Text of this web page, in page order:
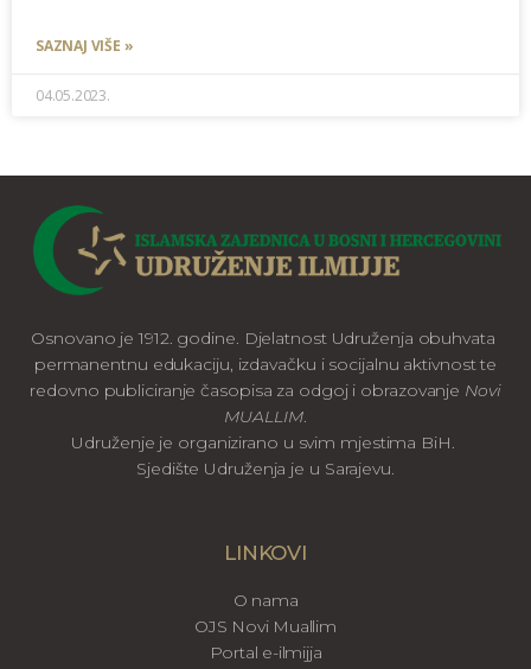
SAZNAJ VIŠE »
04.05.2023.
Osnovano je 1912. godine. Djelatnost Udruženja obuhvata
permanentnu edukaciju, izdavačku i socijalnu aktivnost te
redovno publiciranje časopisa za odgoj i obrazovanje Novi
MUALLIM.
Udruženje je organizirano u svim mjestima BiH.
Sjedište Udruženja je u Sarajevu.
LINKOVI
O nama
OJS Novi Muallim
Portal e-ilmijja